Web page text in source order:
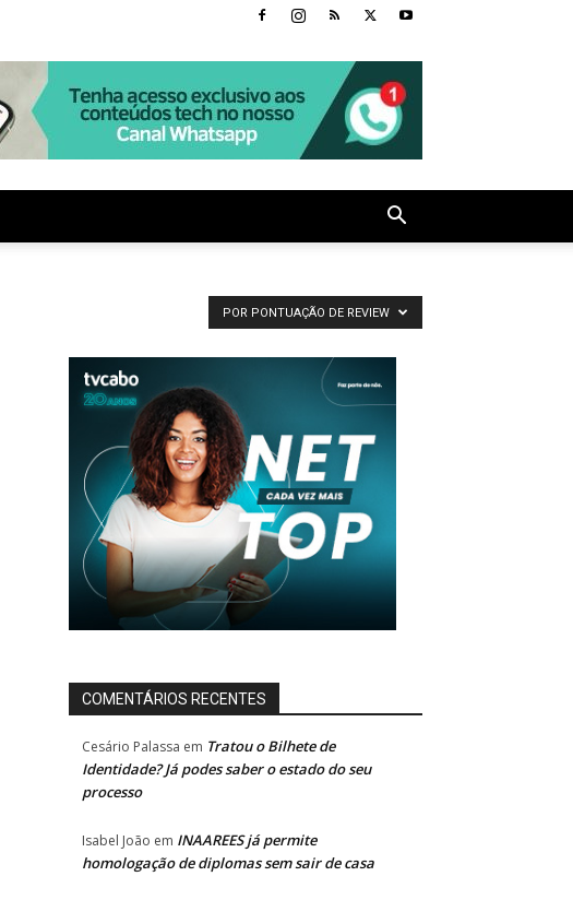
POR PONTUAÇÃO DE REVIEW
COMENTÁRIOS RECENTES
Cesário Palassa em Tratou o Bilhete de
Identidade? Já podes saber o estado do seu
processo
Isabel João em INAAREES já permite
homologação de diplomas sem sair de casa